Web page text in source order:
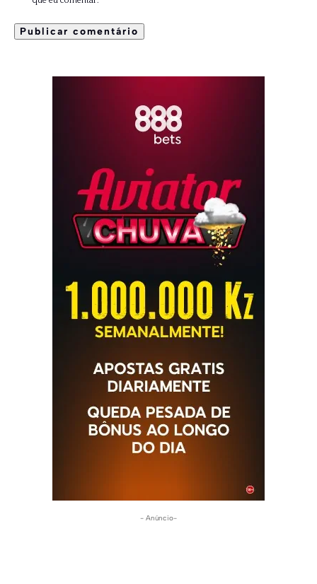
- Anúncio-